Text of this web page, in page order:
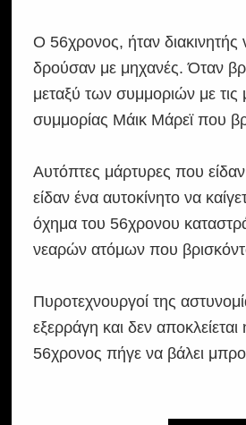
Ο 56χρονος, ήταν
δρούσαν με μηχανές. Όταν
μεταξύ των συμμοριών με
συμμορίας Μάικ Μάρεϊ που
Αυτόπτες μάρτυρες που
είδαν ένα αυτοκίνητο να
όχημα του 56χρονου
νεαρών ατόμων που
Πυροτεχνουργοί της
εξερράγη και δεν
56χρονος πήγε να βάλει